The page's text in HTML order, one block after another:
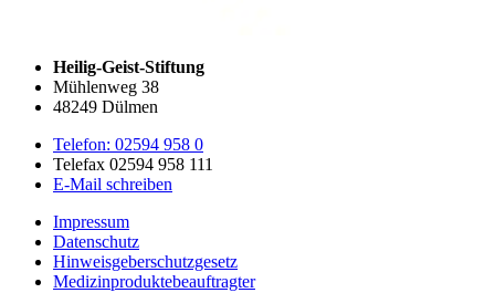
Heilig-Geist-Stiftung
Mühlenweg 38
48249 Dülmen
Telefon: 02594 958 0
Telefax 02594 958 111
E-Mail schreiben
Impressum
Datenschutz
Hinweisgeberschutzgesetz
Medizin­produkte­beauftragter